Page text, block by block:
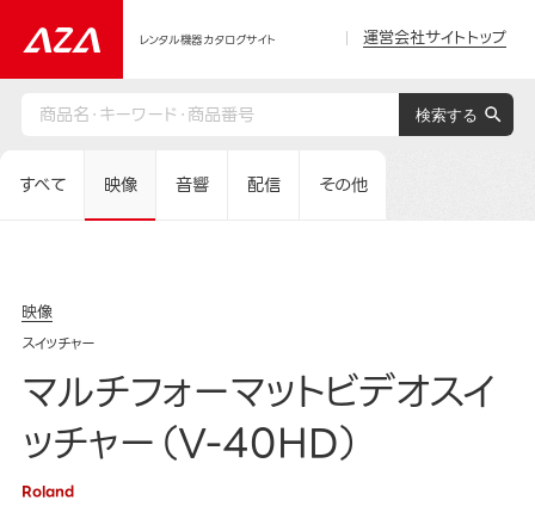
レンタル機器カタログサイト 運営会社サイトトップ
すべて 映像 音響 配信 その他
映像
スイッチャー
マルチフォーマットビデオスイ
ッチャー（V-40HD）
Roland